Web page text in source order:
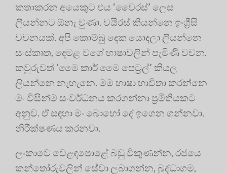
කතාකරන අයෙකුට එය ‘වෛරස්’ ලෙස
ලියන්නට ඕනැ වුණා. වයිරස් කියන්නෙ ඉංග්‍රීසි
වචනයක්. අපි කොම්බු දෙක යොදලා ලියන්නෙ
සංස්කෘත, දෙමළ වගේ භාෂාවලින් පැමිණි වචන.
කවුරුවත් ‘මෛ කාර් මෛ පෙට්‍රල්’ කියල
ලියන්නෙ නැහැනෙ. මම භාෂා භාවිතා කරන්නෙ
මං විසින්ම සංවර්ධනය කරගන්නා ප්‍රමිතියකට
අනුව. ඒ සඳහා මං බොහෝ දේ ඉගෙන ගන්නවා.
නිරීක්ෂණය කරනවා.
ලංකාවෙ වෙළඳපොළේ බඩු විකුණන්න, රජයෙ
කන්තෝරුවලින් සේවා ලබාගන්න, බුද්ධාගම,